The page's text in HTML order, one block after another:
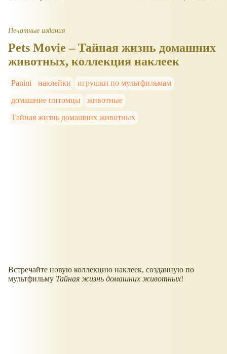
Печатные издания
Pets Movie – Тайная жизнь домашних
животных, коллекция наклеек
Panini наклейки
игрушки по мультфильмам
домашние питомцы
животные
Тайная жизнь домашних животных
Встречайте новую коллекцию наклеек, созданную по
мультфильму Тайная жизнь домашних животных!